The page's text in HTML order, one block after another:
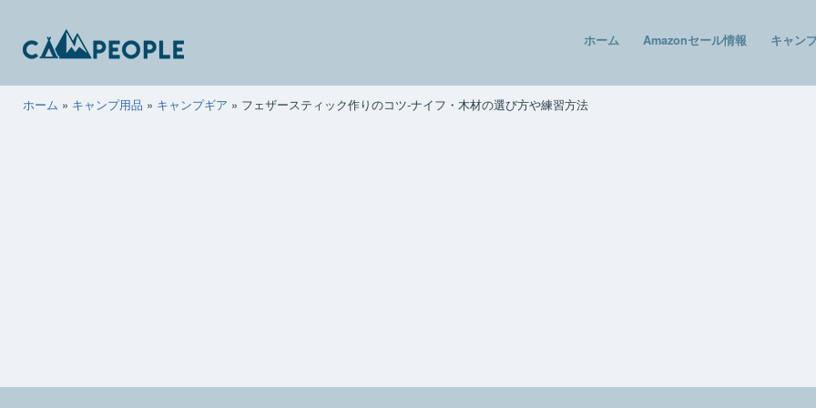
ン
キ
ホーム Amazonセール情報 キャン
ホーム » キャンプ用品 » キャンプギア » フェザースティック作りのコツ‐ナイフ・木材の選び方や練習方法